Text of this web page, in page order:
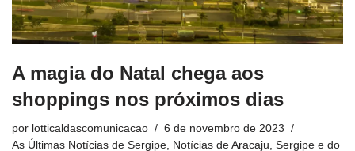
A magia do Natal chega aos
shoppings nos próximos dias
por lotticaldascomunicacao
6 de novembro de 2023
As Últimas Notícias de Sergipe, Notícias de Aracaju, Sergipe e do